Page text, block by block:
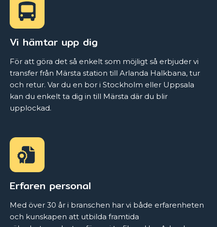
Vi hämtar upp dig
För att göra det så enkelt som möjligt så erbjuder vi
transfer från Märsta station till Arlanda Halkbana, tur
och retur. Var du en bor i Stockholm eller Uppsala
kan du enkelt ta dig in till Märsta där du blir
upplockad.
Erfaren personal
Med över 30 år i branschen har vi både erfarenheten
och kunskapen att utbilda framtida